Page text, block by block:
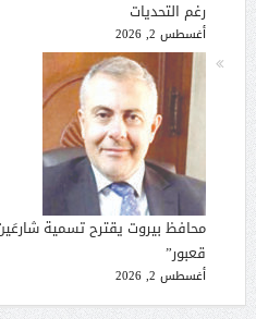
رغم التحديات
أغسطس 2, 2026
محافظ بيروت يقترح تسمية
قعبور”
أغسطس 2, 2026